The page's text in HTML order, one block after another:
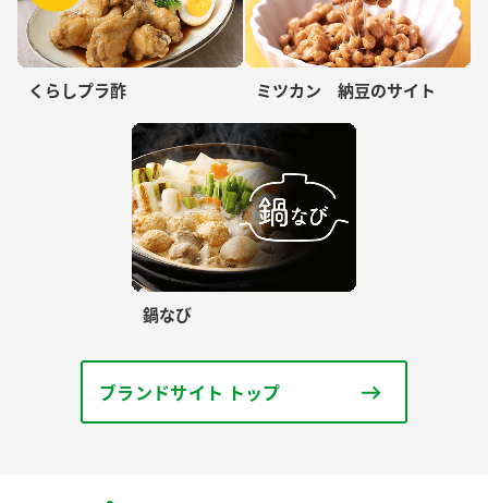
くらしプラ酢 ミツカン 納豆のサイト
鍋なび
ブランドサイト トップ